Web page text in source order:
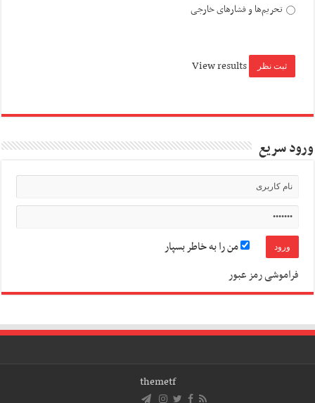
تحریم‌ها و فشارهای خارجی
View results
ورود سریع
من را به خاطر بسپار
فراموشی رمز عبور
themetf